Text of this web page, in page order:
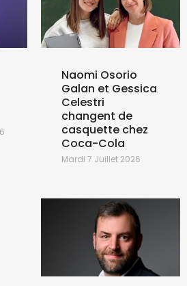
Naomi Osorio
Galan et Gessica
Celestri
changent de
casquette chez
Coca-Cola
Mardi 7 Juillet 2026